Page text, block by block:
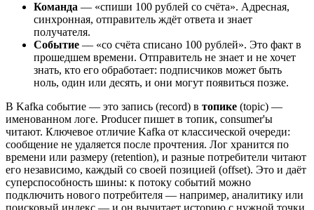
Команда — «спиши 100 рублей со счёта». Адресная,
синхронная, отправитель ждёт ответа и знает
получателя.
Событие — «со счёта списано 100 рублей». Это факт в
прошедшем времени. Отправитель не знает и не хочет
знать, кто его обработает: подписчиков может быть
ноль, один или десять, и они могут появиться позже.
В Kafka событие — это запись (record) в топике (topic) —
именованном логе. Producer пишет в топик, consumer'ы
читают. Ключевое отличие Kafka от классической очереди:
сообщение не удаляется после прочтения. Лог хранится по
времени или размеру (retention), и разные потребители читают
его независимо, каждый со своей позицией (offset). Это и даёт
суперспособность шины: к потоку событий можно
подключить нового потребителя — например, аналитику или